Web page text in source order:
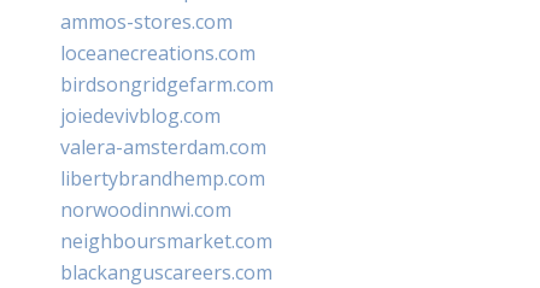
ammos-stores.com
loceanecreations.com
birdsongridgefarm.com
joiedevivblog.com
valera-amsterdam.com
libertybrandhemp.com
norwoodinnwi.com
neighboursmarket.com
blackanguscareers.com